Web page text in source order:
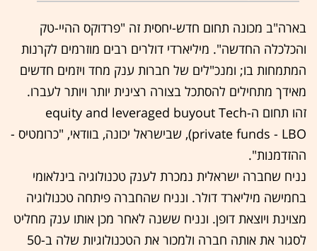
בארה"ב מכונה תחום חדש-יחסית זה "פרדוקס ההיי-טק
והכלכלה החדשה". מיליארדי דולרים רבים מוזרמים לקרנות
המתמחות בו; ומנכ"לים של חברות ענק מחד ויזמים חדשים
מאידך מתחילים להסתכל בצורה רצינית יותר ויותר לעברו.
זהו תחום ה-equity and leveraged buyout Tech
private funds - LBO), שבישראל יכונה, בוודאי, "כרומטיס -
ההזדמנות".
נניח שחברה ישראלית נמכרת לענק טכנולוגיה בינלאומי
בחמישה מיליארד דולר. ונניח שהחברה פיתחה טכנולוגיה
מצוינת ויוצאת דופן. ונניח ששנה לאחר מכן אותו ענק מחליט
לסגור את אותה חברה ולמכור את הטכנולוגיות שלה ב-50